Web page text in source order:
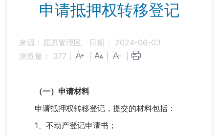
申请抵押权转移登记
来源：屈原管理区
日期： 2024-06-03
浏览量： 377
（一）申请材料
申请抵押权转移登记，提交的材料包括：
1、不动产登记申请书；